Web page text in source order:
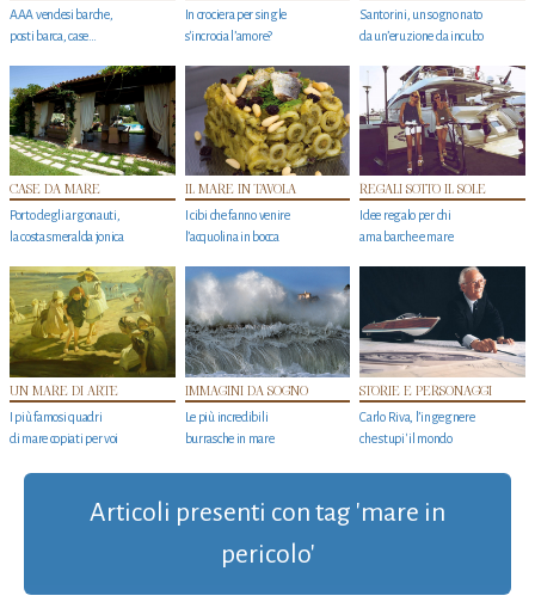
AAA vendesi barche,
posti barca, case…
In crociera per single
s'incrocia l’amore?
Santorini, un sogno nato
da un’eruzione da incubo
CASE DA MARE
Porto degli argonauti,
la costa smeralda jonica
IL MARE IN TAVOLA
I cibi che fanno venire
l’acquolina in bocca
REGALI SOTTO IL SOLE
Idee regalo per chi
ama barche e mare
UN MARE DI ARTE
I più famosi quadri
di mare copiati per voi
IMMAGINI DA SOGNO
Le più incredibili
burrasche in mare
STORIE E PERSONAGGI
Carlo Riva, l’ingegnere
che stupi' il mondo
Articoli presenti con tag 'mare in
pericolo'